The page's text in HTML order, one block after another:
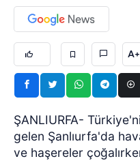
A+
ŞANLIURFA-
gelen Şanlıurfa'da
ve haşereler